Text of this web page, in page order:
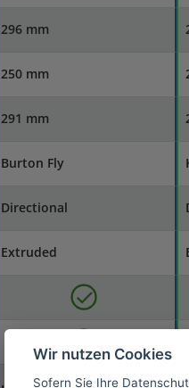
296 mm
250 mm
291 mm
Burton Fly
Directional
Extruded
Wir nutzen Cookies
Sofern Sie Ihre